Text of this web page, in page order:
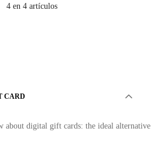
4 en 4 artículos
CARD
about digital gift cards: the ideal alternative